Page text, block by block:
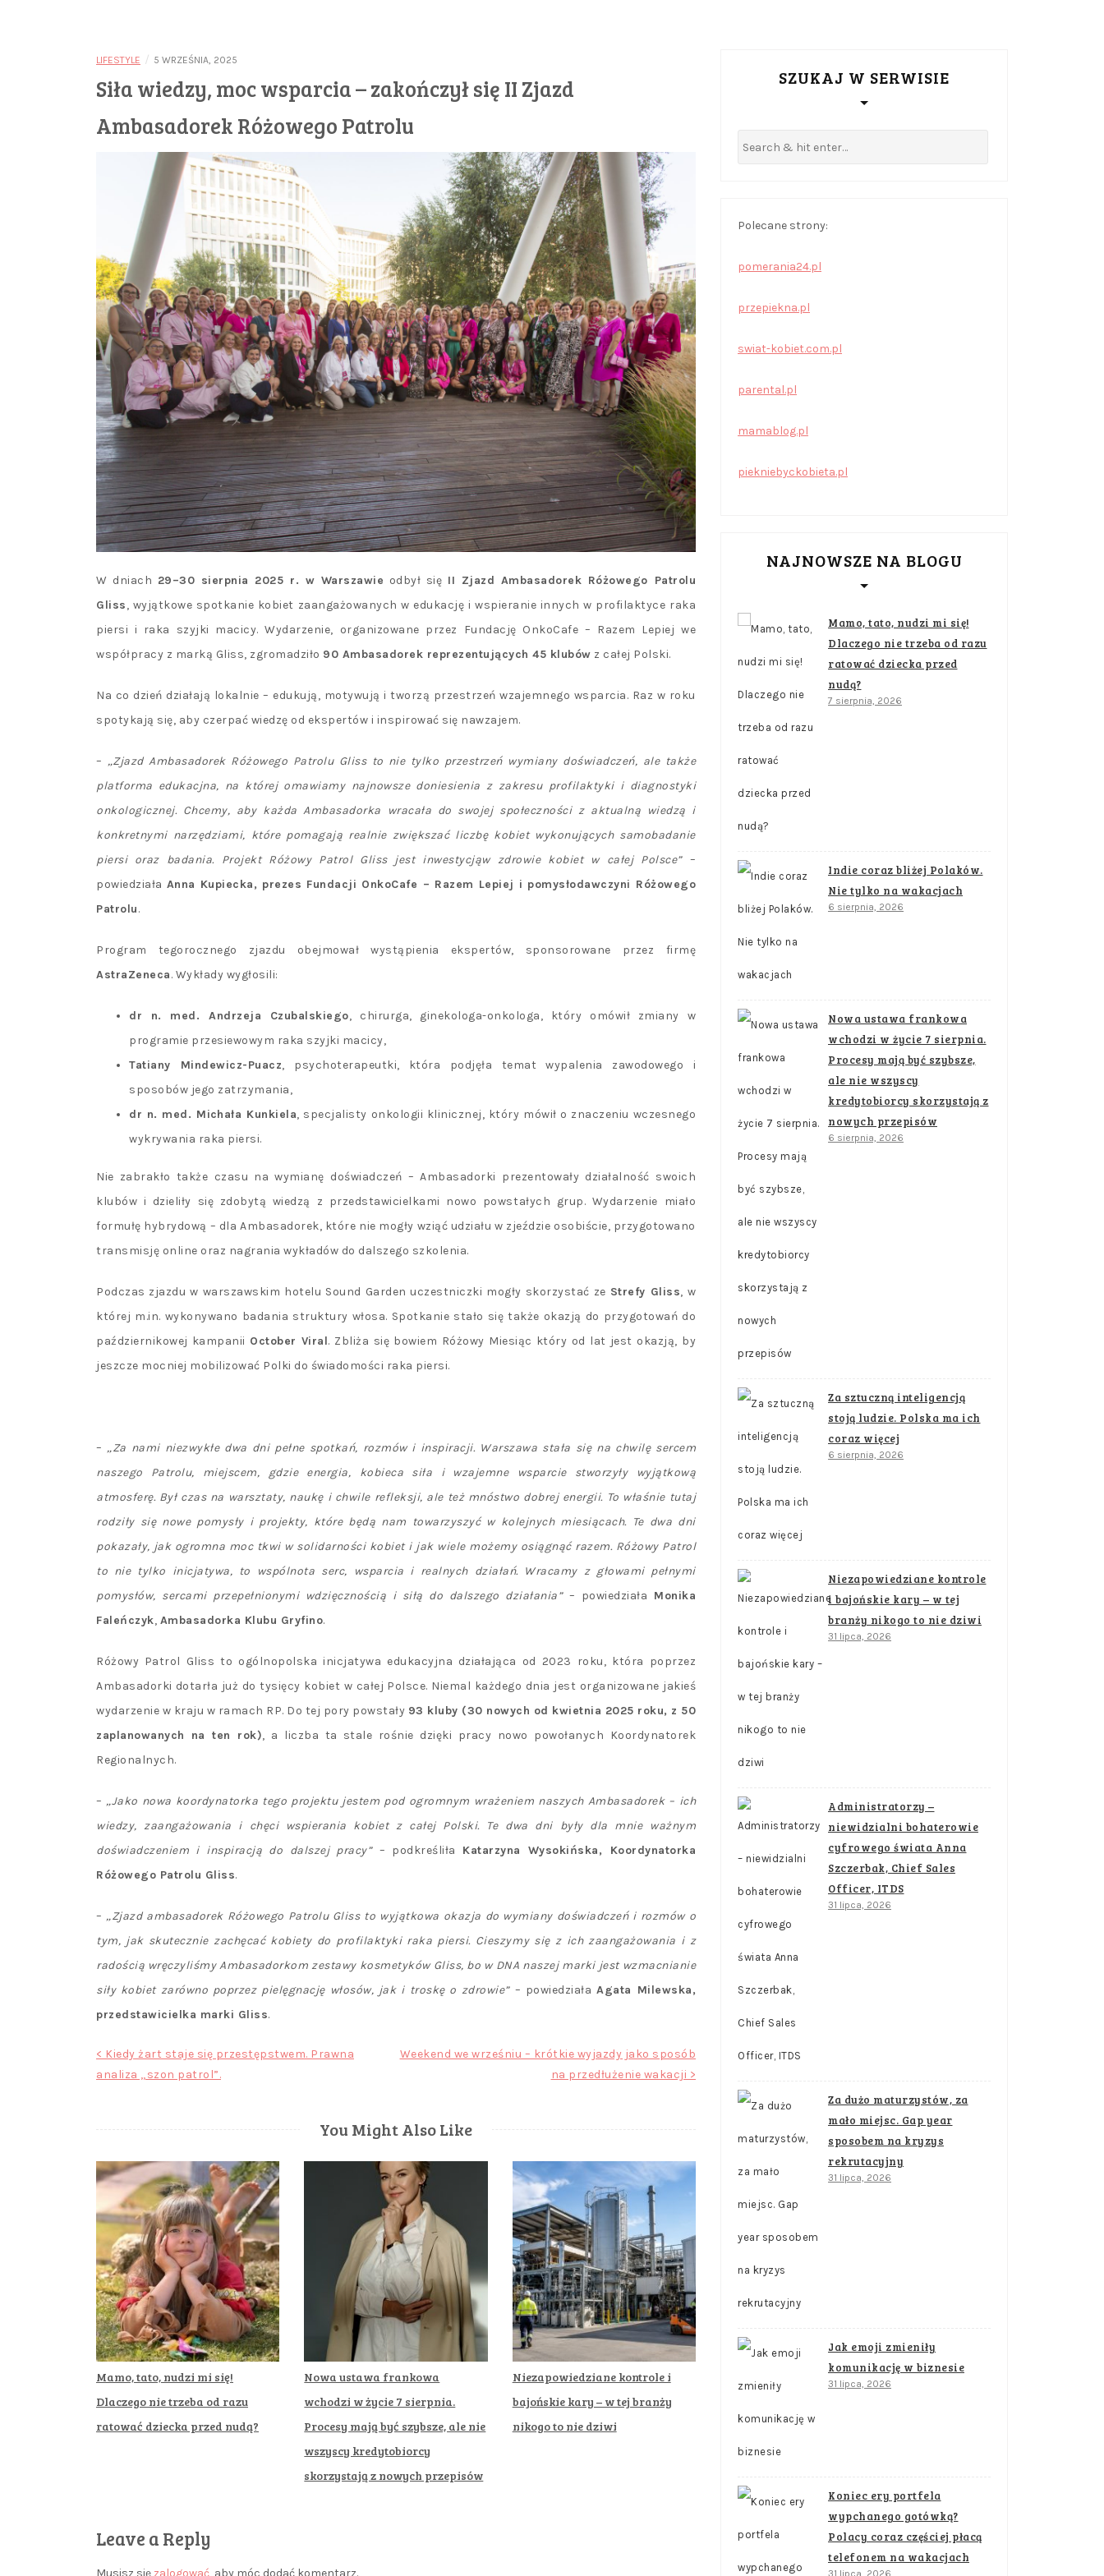
LIFESTYLE / 5 WRZEŚNIA, 2025
Siła wiedzy, moc wsparcia – zakończył się II Zjazd
Ambasadorek Różowego Patrolu
W dniach 29–30 sierpnia 2025 r. w Warszawie odbył się II Zjazd Ambasadorek Różowego Patrolu
Gliss, wyjątkowe spotkanie kobiet zaangażowanych w edukację i wspieranie innych w profilaktyce raka
piersi i raka szyjki macicy. Wydarzenie, organizowane przez Fundację OnkoCafe – Razem Lepiej we
współpracy z marką Gliss, zgromadziło 90 Ambasadorek reprezentujących 45 klubów z całej Polski.
Na co dzień działają lokalnie – edukują, motywują i tworzą przestrzeń wzajemnego wsparcia. Raz w roku
spotykają się, aby czerpać wiedzę od ekspertów i inspirować się nawzajem.
– „Zjazd Ambasadorek Różowego Patrolu Gliss to nie tylko przestrzeń wymiany doświadczeń, ale także
platforma edukacjna, na której omawiamy najnowsze doniesienia z zakresu profilaktyki i diagnostyki
onkologicznej. Chcemy, aby każda Ambasadorka wracała do swojej społeczności z aktualną wiedzą i
konkretnymi narzędziami, które pomagają realnie zwiększać liczbę kobiet wykonujących samobadanie
piersi oraz badania. Projekt Różowy Patrol Gliss jest inwestycjąw zdrowie kobiet w całej Polsce”–
powiedziała Anna Kupiecka, prezes Fundacji OnkoCafe – Razem Lepiej i pomysłodawczyni Różowego
Patrolu.
Program tegorocznego zjazdu obejmował wystąpienia ekspertów, sponsorowane przez firmę
AstraZeneca. Wykłady wygłosili:
dr n. med. Andrzeja Czubalskiego, chirurga, ginekologa-onkologa, który omówił zmiany w
programie przesiewowym raka szyjki macicy,
Tatiany Mindewicz-Puacz, psychoterapeutki, która podjęła temat wypalenia zawodowego i
sposobów jego zatrzymania,
dr n. med. Michała Kunkiela, specjalisty onkologii klinicznej, który mówił o znaczeniu wczesnego
wykrywania raka piersi.
Nie zabrakło także czasu na wymianę doświadczeń – Ambasadorki prezentowały działalność swoich
klubów i dzieliły się zdobytą wiedzą z przedstawicielkami nowo powstałych grup. Wydarzenie miało
formułę hybrydową – dla Ambasadorek, które nie mogły wziąć udziału w zjeździe osobiście, przygotowano
transmisję online oraz nagrania wykładów do dalszego szkolenia.
Podczas zjazdu w warszawskim hotelu Sound Garden uczestniczki mogły skorzystać ze Strefy Gliss, w
której m.in. wykonywano badania struktury włosa. Spotkanie stało się także okazją do przygotowań do
październikowej kampanii October Viral. Zbliża się bowiem Różowy Miesiąc który od lat jest okazją, by
jeszcze mocniej mobilizować Polki do świadomości raka piersi.
– „Za nami niezwykłe dwa dni pełne spotkań, rozmów i inspiracji. Warszawa stała się na chwilę sercem
naszego Patrolu, miejscem, gdzie energia, kobieca siła i wzajemne wsparcie stworzyły wyjątkową
atmosferę. Był czas na warsztaty, naukę i chwile refleksji, ale też mnóstwo dobrej energii. To właśnie tutaj
rodziły się nowe pomysły i projekty, które będą nam towarzyszyć w kolejnych miesiącach. Te dwa dni
pokazały, jak ogromna moc tkwi w solidarności kobiet i jak wiele możemy osiągnąć razem. Różowy Patrol
to nie tylko inicjatywa, to wspólnota serc, wsparcia i realnych działań. Wracamy z głowami pełnymi
pomysłów, sercami przepełnionymi wdzięcznością i siłą do dalszego działania”– powiedziała Monika
Faleńczyk, Ambasadorka Klubu Gryfino.
Różowy Patrol Gliss to ogólnopolska inicjatywa edukacyjna działająca od 2023 roku, która poprzez
Ambasadorki dotarła już do tysięcy kobiet w całej Polsce. Niemal każdego dnia jest organizowane jakieś
wydarzenie w kraju w ramach RP. Do tej pory powstały 93 kluby (30 nowych od kwietnia 2025 roku, z 50
zaplanowanych na ten rok), a liczba ta stale rośnie dzięki pracy nowo powołanych Koordynatorek
Regionalnych.
– „Jako nowa koordynatorka tego projektu jestem pod ogromnym wrażeniem naszych Ambasadorek – ich
wiedzy, zaangażowania i chęci wspierania kobiet z całej Polski. Te dwa dni były dla mnie ważnym
doświadczeniem i inspiracją do dalszej pracy”– podkreśliła Katarzyna Wysokińska, Koordynatorka
Różowego Patrolu Gliss.
– „Zjazd ambasadorek Różowego Patrolu Gliss to wyjątkowa okazja do wymiany doświadczeń i rozmów o
tym, jak skutecznie zachęcać kobiety do profilaktyki raka piersi. Cieszymy się z ich zaangażowania i z
radością wręczyliśmy Ambasadorkom zestawy kosmetyków Gliss, bo w DNA naszej marki jest wzmacnianie
siły kobiet zarówno poprzez pielęgnację włosów, jak i troskę o zdrowie”– powiedziałaAgata Milewska,
przedstawicielka marki Gliss.
Nawigacja
wpisu
< Kiedy żart staje się przestępstwem. Prawna
analiza „szon patrol”.
Weekend we wrześniu – krótkie wyjazdy jako sposób
na przedłużenie wakacji >
You Might Also Like
Mamo, tato, nudzi mi się!
Dlaczego nie trzeba od razu
ratować dziecka przed nudą?
Nowa ustawa frankowa
wchodzi w życie 7 sierpnia.
Procesy mają być szybsze, ale nie
wszyscy kredytobiorcy
skorzystają z nowych przepisów
Niezapowiedziane kontrole i
bajońskie kary – w tej branży
nikogo to nie dziwi
Leave a Reply
Musisz się zalogować , aby móc dodać komentarz.
SZUKAJ W SERWISIE
Polecane strony:
pomerania24.pl
przepiekna.pl
swiat-kobiet.com.pl
parental.pl
mamablog.pl
piekniebyckobieta.pl
NAJNOWSZE NA BLOGU
Mamo, tato, nudzi mi się!
Dlaczego nie trzeba od razu
ratować dziecka przed
nudą?
7 sierpnia, 2026
Indie coraz bliżej Polaków.
Nie tylko na wakacjach
6 sierpnia, 2026
Nowa ustawa frankowa
wchodzi w życie 7 sierpnia.
Procesy mają być szybsze,
ale nie wszyscy
kredytobiorcy skorzystają z
nowych przepisów
6 sierpnia, 2026
Za sztuczną inteligencją
stoją ludzie. Polska ma ich
coraz więcej
6 sierpnia, 2026
Niezapowiedziane kontrole
i bajońskie kary – w tej
branży nikogo to nie dziwi
31 lipca, 2026
Administratorzy –
niewidzialni bohaterowie
cyfrowego świata Anna
Szczerbak, Chief Sales
Officer, ITDS
31 lipca, 2026
Za dużo maturzystów, za
mało miejsc. Gap year
sposobem na kryzys
rekrutacyjny
31 lipca, 2026
Jak emoji zmieniły
komunikację w biznesie
31 lipca, 2026
Koniec ery portfela
wypchanego gotówką?
Polacy coraz częściej płacą
telefonem na wakacjach
31 lipca, 2026